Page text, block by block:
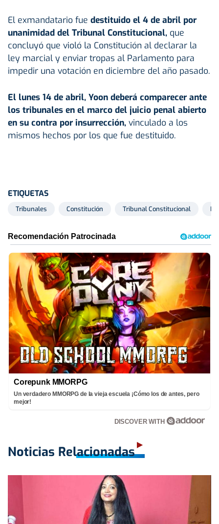
El exmandatario fue destituido el 4 de abril por
unanimidad del Tribunal Constitucional, que
concluyó que violó la Constitución al declarar la
ley marcial y enviar tropas al Parlamento para
impedir una votación en diciembre del año pasado.
El lunes 14 de abril, Yoon deberá comparecer ante
los tribunales en el marco del juicio penal abierto
en su contra por insurrección, vinculado a los
mismos hechos por los que fue destituido.
ETIQUETAS
Tribunales Constitución Tribunal Constitucional
Corepunk MMORPG
Un verdadero MMORPG de la vieja escuela ¡Cómo los de antes, pero
mejor!
DISCOVER WITH
Noticias Relacionadas